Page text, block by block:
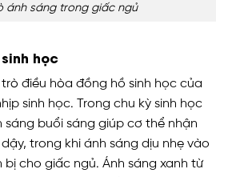
ánh sáng trong giấc ngủ
học
điều hòa đồng hồ sinh học của
sinh học. Trong chu kỳ sinh học
sáng buổi sáng giúp cơ thể nhận
trong khi ánh sáng dịu nhẹ vào
cho giấc ngủ. Ánh sáng xanh từ